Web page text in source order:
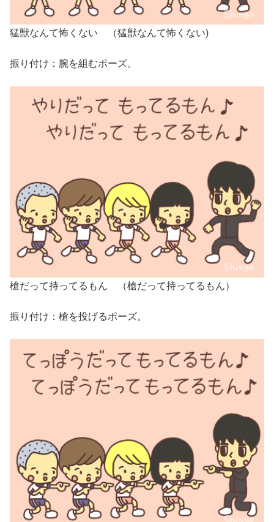
猛獣なんて怖くない （猛獣なんて怖くない)
振り付け：腕を組むポーズ。
槍だって持ってるもん （槍だって持ってるもん）
振り付け：槍を投げるポーズ。